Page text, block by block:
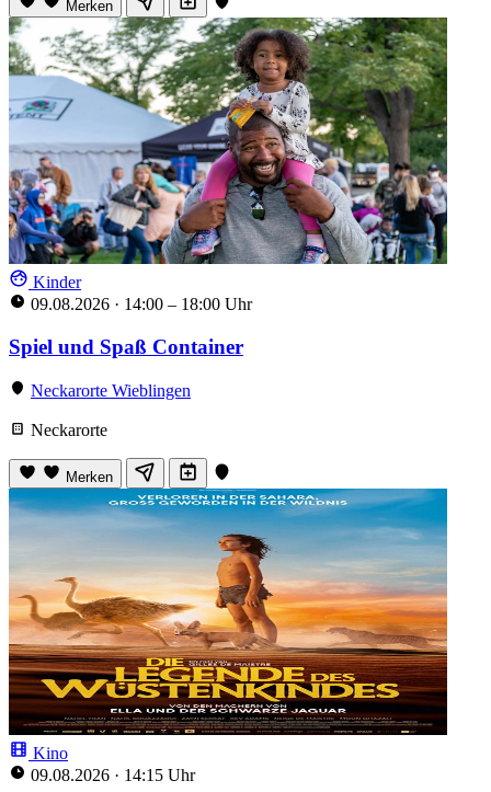
Merken
Kinder
09.08.2026 · 14:00 – 18:00 Uhr
Spiel und Spaß Container
Neckarorte Wieblingen
Neckarorte
Merken
Kino
09.08.2026 · 14:15 Uhr